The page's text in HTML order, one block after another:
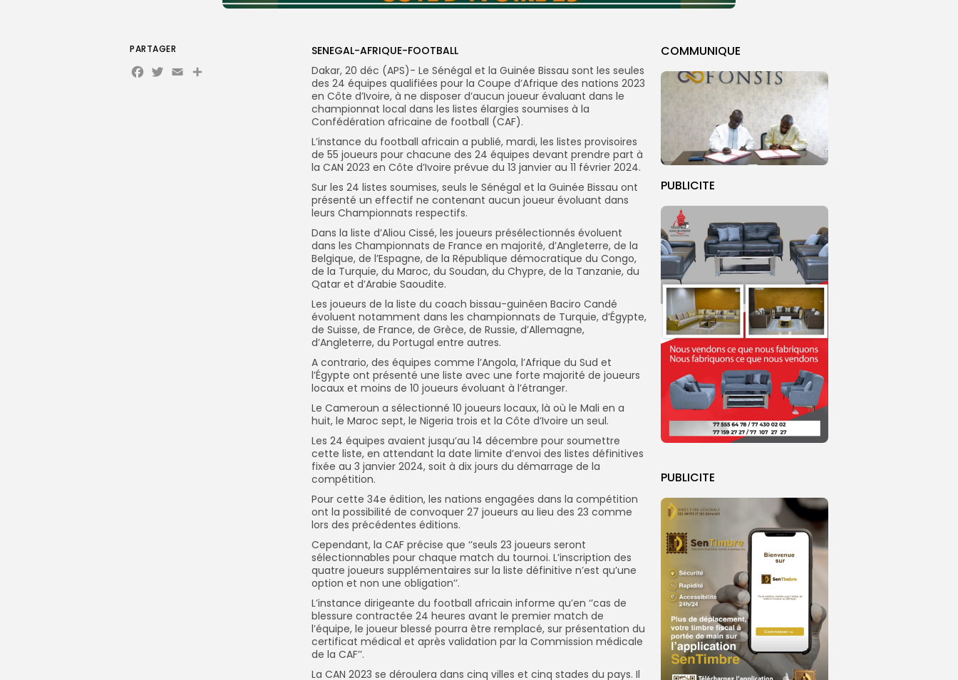
COMMUNIQUE
PUBLICITE
PUBLICITE
SENEGAL-AFRIQUE-FOOTBALL
Dakar, 20 déc (APS)- Le Sénégal et la Guinée Bissau sont les seules
des 24 équipes qualifiées pour la Coupe d’Afrique des nations 2023
en Côte d’Ivoire, à ne disposer d’aucun joueur évaluant dans le
championnat local dans les listes élargies soumises à la
Confédération africaine de football (CAF).
L’instance du football africain a publié, mardi, les listes provisoires
de 55 joueurs pour chacune des 24 équipes devant prendre part à
la CAN 2023 en Côte d’Ivoire prévue du 13 janvier au 11 février 2024.
Sur les 24 listes soumises, seuls le Sénégal et la Guinée Bissau ont
présenté un effectif ne contenant aucun joueur évoluant dans
leurs Championnats respectifs.
Dans la liste d’Aliou Cissé, les joueurs présélectionnés évoluent
dans les Championnats de France en majorité, d’Angleterre, de la
Belgique, de l’Espagne, de la République démocratique du Congo,
de la Turquie, du Maroc, du Soudan, du Chypre, de la Tanzanie, du
Qatar et d’Arabie Saoudite.
Les joueurs de la liste du coach bissau-guinéen Baciro Candé
évoluent notamment dans les championnats de Turquie, d’Égypte,
de Suisse, de France, de Grèce, de Russie, d’Allemagne,
d’Angleterre, du Portugal entre autres.
A contrario, des équipes comme l’Angola, l’Afrique du Sud et
l’Égypte ont présenté une liste avec une forte majorité de joueurs
locaux et moins de 10 joueurs évoluant à l’étranger.
Le Cameroun a sélectionné 10 joueurs locaux, là où le Mali en a
huit, le Maroc sept, le Nigeria trois et la Côte d’Ivoire un seul.
Les 24 équipes avaient jusqu’au 14 décembre pour soumettre
cette liste, en attendant la date limite d’envoi des listes définitives
fixée au 3 janvier 2024, soit à dix jours du démarrage de la
compétition.
Pour cette 34e édition, les nations engagées dans la compétition
ont la possibilité de convoquer 27 joueurs au lieu des 23 comme
lors des précédentes éditions.
Cependant, la CAF précise que ‘’seuls 23 joueurs seront
sélectionnables pour chaque match du tournoi. L’inscription des
quatre joueurs supplémentaires sur la liste définitive n’est qu’une
option et non une obligation’’.
L’instance dirigeante du football africain informe qu’en ‘’cas de
blessure contractée 24 heures avant le premier match de
l’équipe, le joueur blessé pourra être remplacé, sur présentation du
certificat médical et après validation par la Commission médicale
de la CAF’’.
La CAN 2023 se déroulera dans cinq villes et cinq stades du pays. Il
PARTAGER
Facebook
Twitter
Email